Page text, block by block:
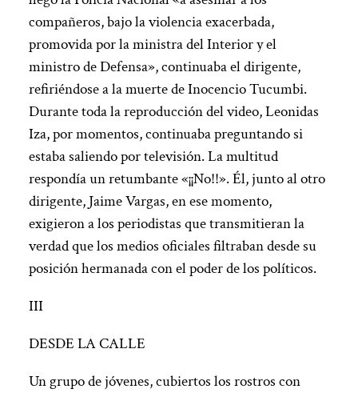
compañeros, bajo la violencia exacerbada,
promovida por la ministra del Interior y el
ministro de Defensa», continuaba el dirigente,
refiriéndose a la muerte de Inocencio Tucumbi.
Durante toda la reproducción del video, Leonidas
Iza, por momentos, continuaba preguntando si
estaba saliendo por televisión. La multitud
respondía un retumbante «¡¡No!!». Él, junto al otro
dirigente, Jaime Vargas, en ese momento,
exigieron a los periodistas que transmitieran la
verdad que los medios oficiales filtraban desde su
posición hermanada con el poder de los políticos.
III
DESDE LA CALLE
Un grupo de jóvenes, cubiertos los rostros con